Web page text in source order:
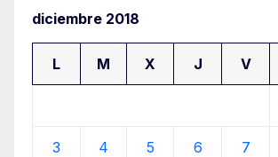
diciembre 2018
L M X J V
3 4 5 6 7